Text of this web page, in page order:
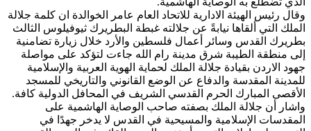
وقال رئيس الهيئة الادارية للاتحاد العام عامر الخوالدة ان كلمة جلالة
الملك التي ألقاها نيابةً عن جلالته غبطة البطريرك ثيوفيلوس الثالث
بطريرك القدس وسائر أعمال فلسطين والأرد خلال زيارة تضامنية
إلى منطقة الطيبة شرق مدينة رام الله جاءت لتؤكد على مواصلة
جهود الاردن بقيادة جلالة الملك لحماية الهوية العربية والإسلامية
للمدينة المقدسة والدفاع عن الوضع القانوني والتاريخي للمسجد
الأقصى المبارك الحرم القدسي الشريف في المحافل الدولية كافة.
واشار أن جلالة الملك بصفته صاحب الوصاية الهاشمية على
المقدسات الإسلامية والمسيحية في القدس لا يدخر جهدًا في